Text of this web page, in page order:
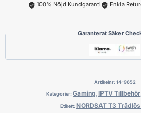
100% Nöjd Kundgaranti Enkla
Garanterat Säker
Artikelnr: 14-9652
Kategorier: Gaming, IPTV Tillbehör
Etikett: NORDSAT T3